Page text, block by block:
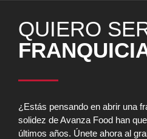
QUIERO
¿Estás pensando en abrir una
solidez de Avanza Food han
últimos años. Únete ahora al